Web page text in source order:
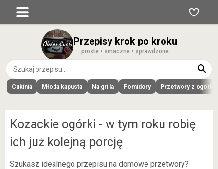
Przepisy krok po kroku
proste • smaczne • sprawdzone
Cukinia Młoda kapusta Na grilla Pomidory Przetwory z
Kozackie ogórki - w tym roku robię
ich już kolejną porcję
Szukasz idealnego przepisu na domowe przetwory?